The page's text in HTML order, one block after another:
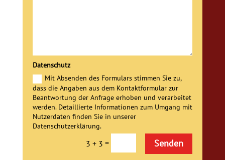
Datenschutz
Mit Absenden des Formulars stimmen Sie zu,
dass die Angaben aus dem Kontaktformular zur
Beantwortung der Anfrage erhoben und verarbeitet
werden. Detaillierte Informationen zum Umgang mit
Nutzerdaten finden Sie in unserer
Datenschutzerklärung.
3 + 3 = Senden